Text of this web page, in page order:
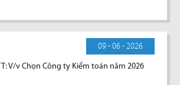
09 - 06 - 2026
V/v Chọn Công ty Kiểm toán năm 2026